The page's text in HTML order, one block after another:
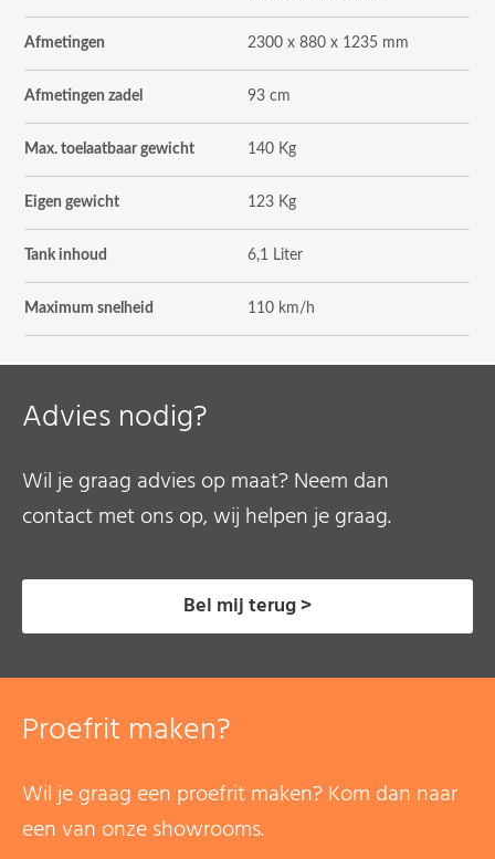
Afmetingen 2300 x 880 x 1235 mm
Afmetingen zadel 93 cm
Max. toelaatbaar gewicht 140 Kg
Eigen gewicht 123 Kg
Tank inhoud 6,1 Liter
Maximum snelheid 110 km/h
Advies nodig?
Wil je graag advies op maat? Neem dan
contact met ons op, wij helpen je graag.
Bel mij terug >
Proefrit maken?
Wil je graag een proefrit maken? Kom dan naar
een van onze showrooms.